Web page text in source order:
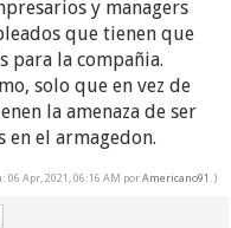
y managers
que tienen que
para la compañia.
solo que en vez de
la amenaza de ser
en el armagedon.
Apr, 2021, 06:16 AM porAmericano91 .)